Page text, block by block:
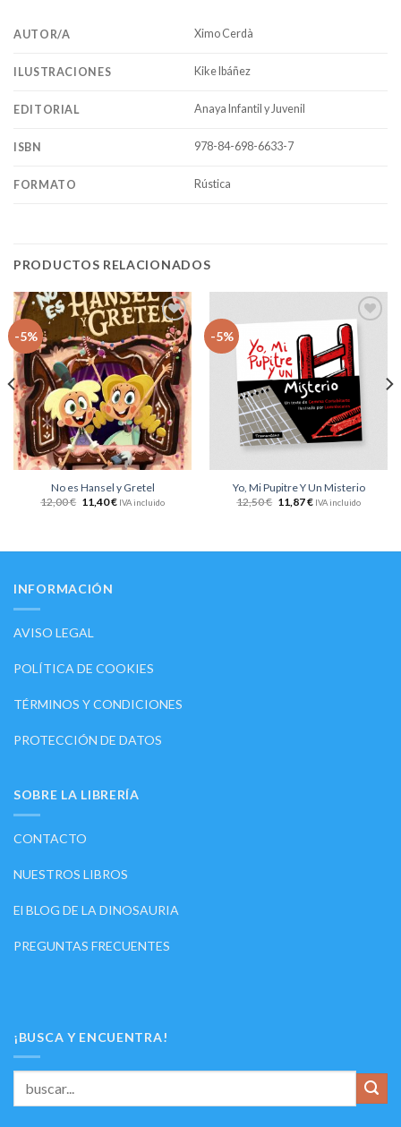
AUTOR/A Ximo Cerdà
ILUSTRACIONES Kike Ibáñez
EDITORIAL Anaya Infantil y Juvenil
ISBN 978-84-698-6633-7
FORMATO Rústica
PRODUCTOS RELACIONADOS
-5%
Añadir
a la
lista
de
deseos
No es Hansel y Gretel
12,00€ 11,40€ IVA incluido
-5%
Añadir
deseos
Yo, Mi Pupitre Y Un Misterio
12,50€ 11,87€ IVA incluido
INFORMACIÓN
AVISO LEGAL
POLÍTICA DE COOKIES
TÉRMINOS Y CONDICIONES
PROTECCIÓN DE DATOS
SOBRE LA LIBRERÍA
CONTACTO
NUESTROS LIBROS
El BLOG DE LA DINOSAURIA
PREGUNTAS FRECUENTES
¡BUSCA Y ENCUENTRA!